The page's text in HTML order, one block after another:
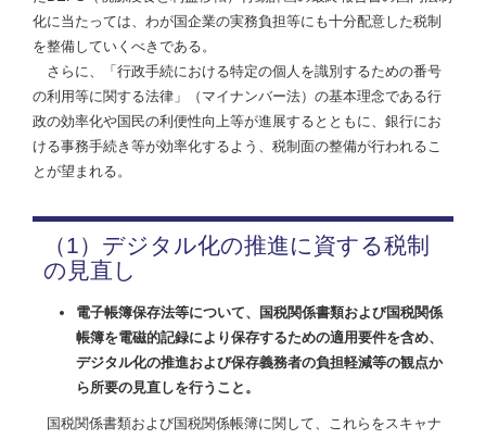
化に当たっては、わが国企業の実務負担等にも十分配意した税制
を整備していくべきである。
さらに、「行政手続における特定の個人を識別するための番号
の利用等に関する法律」（マイナンバー法）の基本理念である行
政の効率化や国民の利便性向上等が進展するとともに、銀行にお
ける事務手続き等が効率化するよう、税制面の整備が行われるこ
とが望まれる。
（1）デジタル化の推進に資する税制
の見直し
電子帳簿保存法等について、国税関係書類および国税関係
帳簿を電磁的記録により保存するための適用要件を含め、
デジタル化の推進および保存義務者の負担軽減等の観点か
ら所要の見直しを行うこと。
国税関係書類および国税関係帳簿に関して、これらをスキャナ